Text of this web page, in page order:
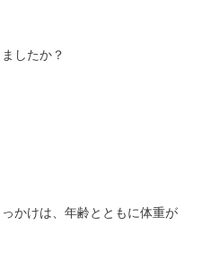
したか？
かけは、年齢とともに体重が